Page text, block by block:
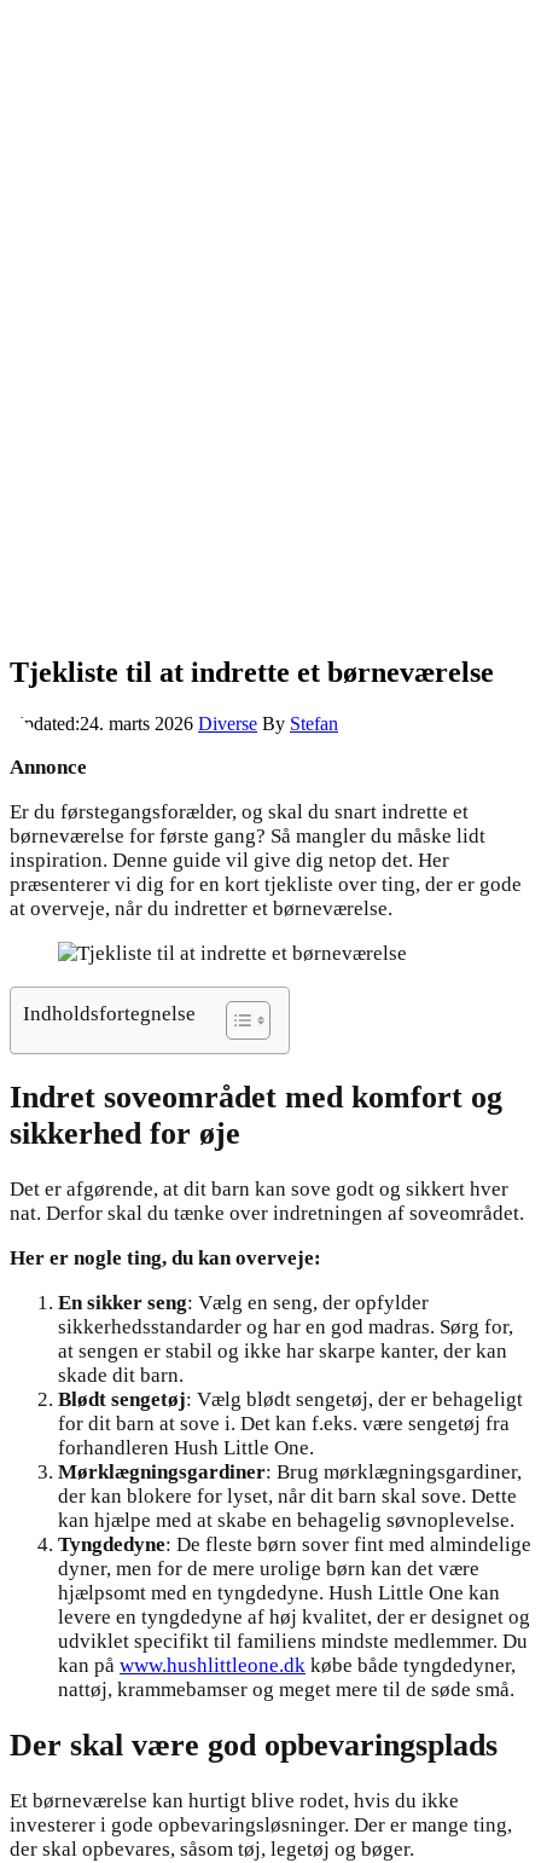
Tjekliste til at indrette et børneværelse
Updated:24. marts 2026 Diverse By Stefan
Annonce
Er du førstegangsforælder, og skal du snart indrette et
børneværelse for første gang? Så mangler du måske lidt
inspiration. Denne guide vil give dig netop det. Her
præsenterer vi dig for en kort tjekliste over ting, der er gode
at overveje, når du indretter et børneværelse.
Indholdsfortegnelse
Indret soveområdet med komfort og
sikkerhed for øje
Det er afgørende, at dit barn kan sove godt og sikkert hver
nat. Derfor skal du tænke over indretningen af soveområdet.
Her er nogle ting, du kan overveje:
En sikker seng: Vælg en seng, der opfylder
sikkerhedsstandarder og har en god madras. Sørg for,
at sengen er stabil og ikke har skarpe kanter, der kan
skade dit barn.
Blødt sengetøj: Vælg blødt sengetøj, der er behageligt
for dit barn at sove i. Det kan f.eks. være sengetøj fra
forhandleren Hush Little One.
Mørklægningsgardiner: Brug mørklægningsgardiner,
der kan blokere for lyset, når dit barn skal sove. Dette
kan hjælpe med at skabe en behagelig søvnoplevelse.
Tyngdedyne: De fleste børn sover fint med almindelige
dyner, men for de mere urolige børn kan det være
hjælpsomt med en tyngdedyne. Hush Little One kan
levere en tyngdedyne af høj kvalitet, der er designet og
udviklet specifikt til familiens mindste medlemmer. Du
kan på www.hushlittleone.dk købe både tyngdedyner,
nattøj, krammebamser og meget mere til de søde små.
Der skal være god opbevaringsplads
Et børneværelse kan hurtigt blive rodet, hvis du ikke
investerer i gode opbevaringsløsninger. Der er mange ting,
der skal opbevares, såsom tøj, legetøj og bøger.